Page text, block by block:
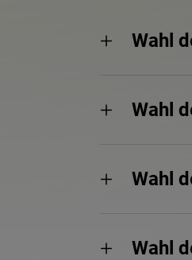
Wahl
Wahl
Wahl
Wahl